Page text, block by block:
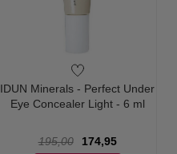
IDUN Minerals - Perfect Under
Eye Concealer Light - 6 ml
195,00
174,95